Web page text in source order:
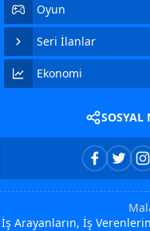
Oyun
Seri İlanlar
Ekonomi
SOSYAL
İş Arayanların, İş